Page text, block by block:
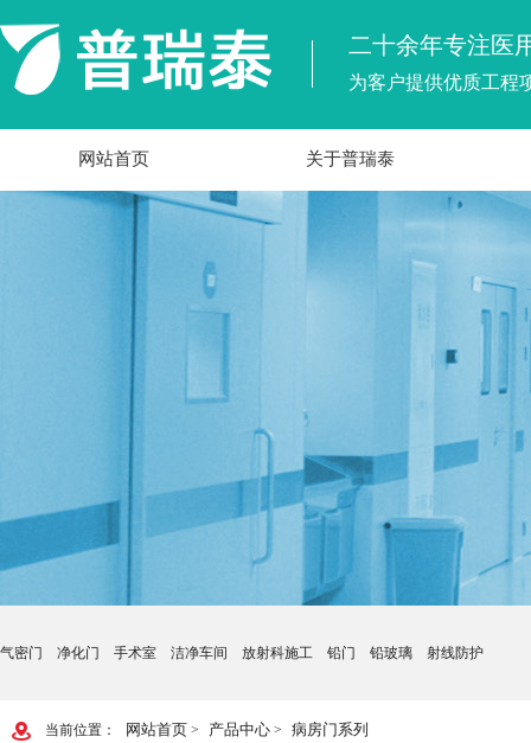
二十余年专注医
为客户提供优质工程
网站首页 关于普瑞泰
气密门 净化门 手术室 洁净车间 放射科施工 铅门 铅玻璃 射线防护
当前位置： 网站首页 > 产品中心 > 病房门系列